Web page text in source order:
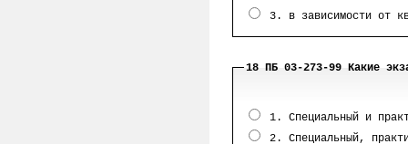
3. в зависимости от
18 ПБ 03-273-99 Какие
1. Специальный и
2. Специальный,